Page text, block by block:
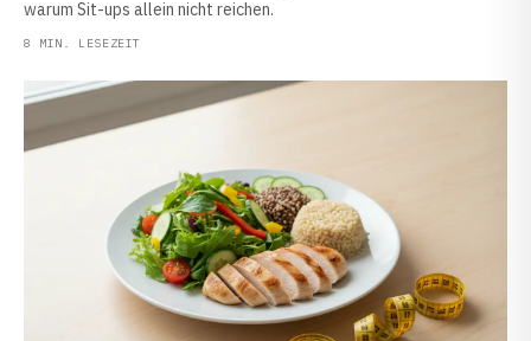
warum Sit-ups allein nicht reichen.
8 MIN. LESEZEIT